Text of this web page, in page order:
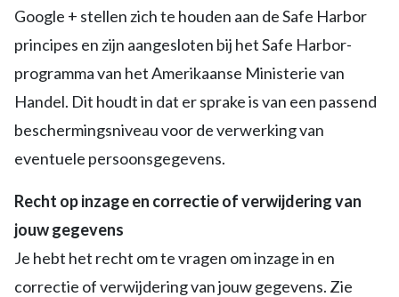
Google + stellen zich te houden aan de Safe Harbor
principes en zijn aangesloten bij het Safe Harbor-
programma van het Amerikaanse Ministerie van
Handel. Dit houdt in dat er sprake is van een passend
beschermingsniveau voor de verwerking van
eventuele persoonsgegevens.
Recht op inzage en correctie of verwijdering van
jouw gegevens
Je hebt het recht om te vragen om inzage in en
correctie of verwijdering van jouw gegevens. Zie